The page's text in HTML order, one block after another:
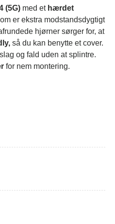
(5G) med et hærdet
er ekstra modstandsdygtigt
hjørner sørger for, at
så du kan benytte et cover.
og fald uden at splintre.
for nem montering.